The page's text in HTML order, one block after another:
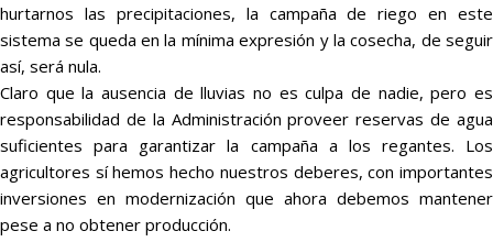
hurtarnos las precipitaciones, la campaña de riego en este
sistema se queda en la mínima expresión y la cosecha, de seguir
así, será nula.
Claro que la ausencia de lluvias no es culpa de nadie, pero es
responsabilidad de la Administración proveer reservas de agua
suficientes para garantizar la campaña a los regantes. Los
agricultores sí hemos hecho nuestros deberes, con importantes
inversiones en modernización que ahora debemos mantener
pese a no obtener producción.